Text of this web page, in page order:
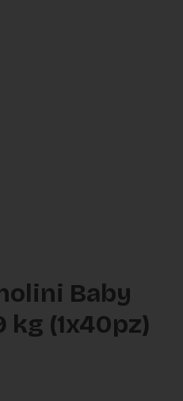
Baby
kg (1x40pz)